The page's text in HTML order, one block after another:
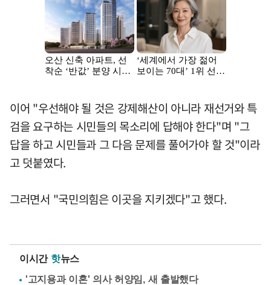
이어 "우선해야 될 것은 강제해산이 아니라 재선거와 특
검을 요구하는 시민들의 목소리에 답해야 한다"며 "그
답을 하고 시민들과 그 다음 문제를 풀어가야 할 것"이라
고 덧붙였다.
그러면서 "국민의힘은 이곳을 지키겠다"고 했다.
이시간 핫뉴스
'고지용과 이혼' 의사 허양임, 새 출발했다